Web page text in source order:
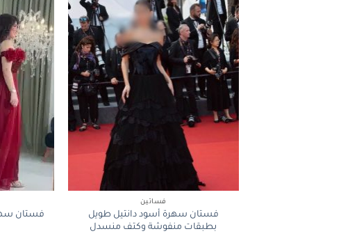
فساتين
فستان سهرة أسود دانتيل طويل
بطبقات منفوشة وكتف منسدل
فستان